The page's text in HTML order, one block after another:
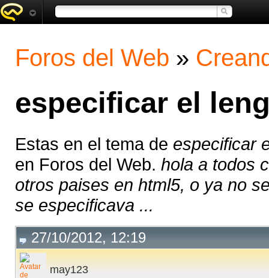
Foros del Web »
especificar el
Estas en el tema de especificar
en Foros del Web. hola a todos
otros paises en html5, o ya no
se especificava ...
27/10/2012, 12:19
may123